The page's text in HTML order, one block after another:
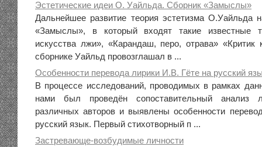
Эстетические идеи О. Уайльда. Сборник «Замыслы»
Дальнейшее развитие теория эстетизма О.Уайльда
«Замыслы», в который входят такие известные
искусства лжи», «Карандаш, перо, отрава» «Критик
сборнике Уайльд провозглашал в ...
Особенности перевода лирики И.В. Гёте на русский
В процессе исследований, проводимых в рамках
нами был проведён сопоставительный анализ
различных авторов и выявлены особенности
русский язык. Первый стихотворный п ...
Застревающе-возбудимые личности